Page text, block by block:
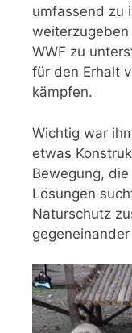
umfassend zu
WWF zu
für den Erhalt
kämpfen.
Wichtig war
etwas
Bewegung,
Lösungen
Naturschutz